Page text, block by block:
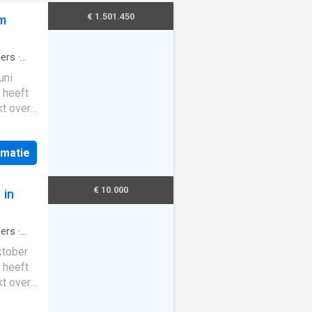
·
heeft
over
€ 1.501.450
in
·
heeft
over
€ 10.000